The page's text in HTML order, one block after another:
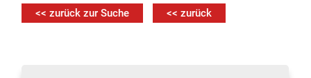
<< zurück zur Suche << zurück